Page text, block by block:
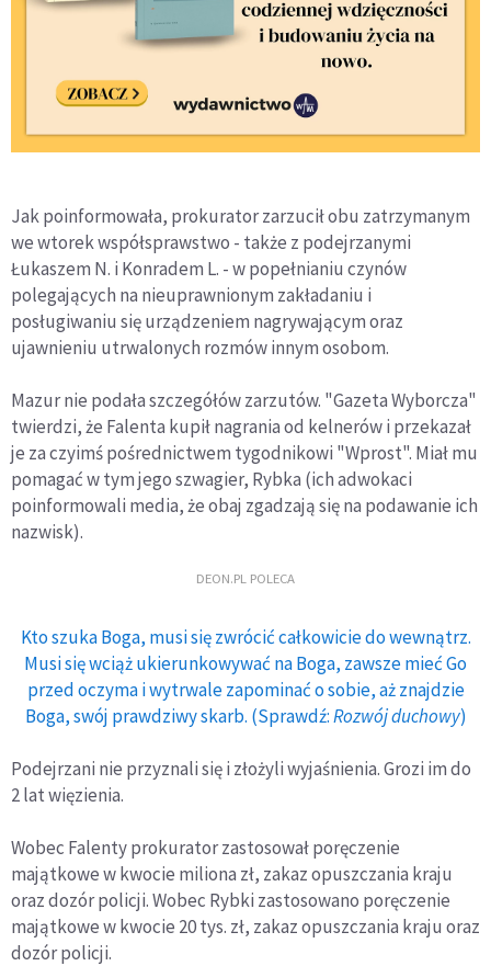
Jak poinformowała, prokurator zarzucił obu zatrzymanym
we wtorek współsprawstwo - także z podejrzanymi
Łukaszem N. i Konradem L. - w popełnianiu czynów
polegających na nieuprawnionym zakładaniu i
posługiwaniu się urządzeniem nagrywającym oraz
ujawnieniu utrwalonych rozmów innym osobom.
Mazur nie podała szczegółów zarzutów. "Gazeta Wyborcza"
twierdzi, że Falenta kupił nagrania od kelnerów i przekazał
je za czyimś pośrednictwem tygodnikowi "Wprost". Miał mu
pomagać w tym jego szwagier, Rybka (ich adwokaci
poinformowali media, że obaj zgadzają się na podawanie ich
nazwisk).
DEON.PL POLECA
Kto szuka Boga, musi się zwrócić całkowicie do wewnątrz.
Musi się wciąż ukierunkowywać na Boga, zawsze mieć Go
przed oczyma i wytrwale zapominać o sobie, aż znajdzie
Boga, swój prawdziwy skarb. (Sprawdź:Rozwój duchowy)
Podejrzani nie przyznali się i złożyli wyjaśnienia. Grozi im do
2 lat więzienia.
Wobec Falenty prokurator zastosował poręczenie
majątkowe w kwocie miliona zł, zakaz opuszczania kraju
oraz dozór policji. Wobec Rybki zastosowano poręczenie
majątkowe w kwocie 20 tys. zł, zakaz opuszczania kraju oraz
dozór policji.